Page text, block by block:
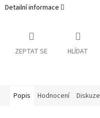
Detailní informace
ZEPTAT SE HLÍDAT
Popis Hodnocení Diskuze